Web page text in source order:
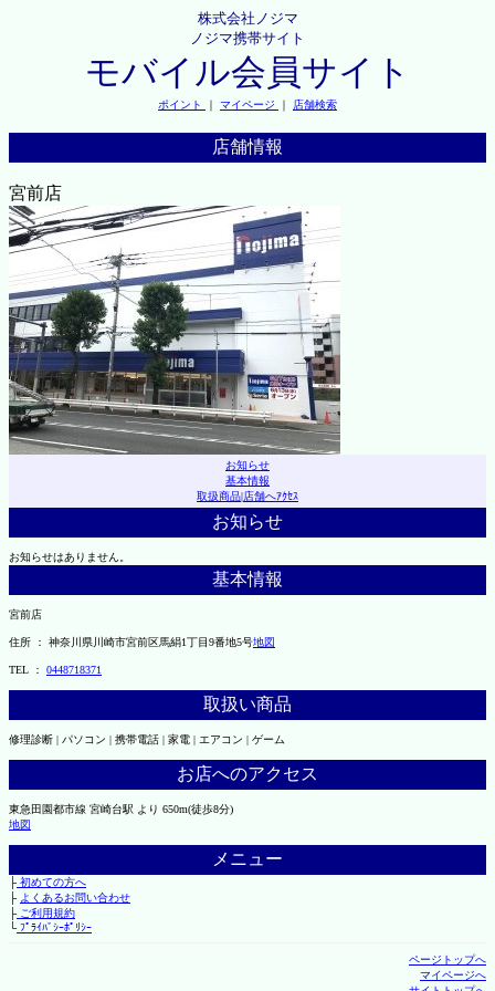
株式会社ノジマ
ノジマ携帯サイト
モバイル会員サイト
ポイント ｜ マイページ ｜ 店舗検索
店舗情報
宮前店
お知らせ
基本情報
取扱商品|店舗へｱｸｾｽ
お知らせ
お知らせはありません。
基本情報
宮前店
住所 ： 神奈川県川崎市宮前区馬絹1丁目9番地5号地図
TEL ： 0448718371
取扱い商品
修理診断 | パソコン | 携帯電話 | 家電 | エアコン | ゲーム
お店へのアクセス
東急田園都市線 宮崎台駅 より 650m(徒歩8分)
地図
メニュー
├初めての方へ
├ よくあるお問い合わせ
├ご利用規約
└ﾌﾟﾗｲﾊﾞｼｰﾎﾟﾘｼｰ
ページトップへ
マイページへ